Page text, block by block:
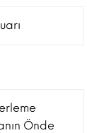
Önde